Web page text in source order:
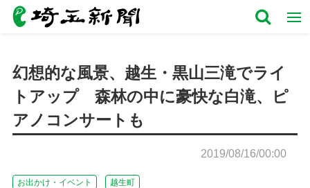
幻想的な風景、越生・黒山三滝でライ
トアップ 森林の中に豪快な白滝、ピ
アノコンサートも
2019/08/16/00:00
お出かけ・イベント 越生町